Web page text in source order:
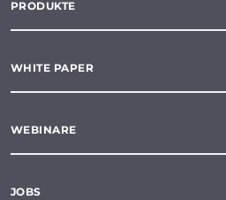
PRODUKTE
WHITE PAPER
WEBINARE
JOBS